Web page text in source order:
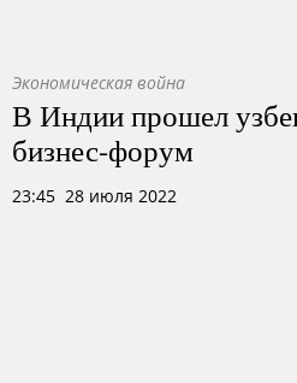
Экономическая война
В Индии прошел
бизнес-форум
23:45 28 июля 2022